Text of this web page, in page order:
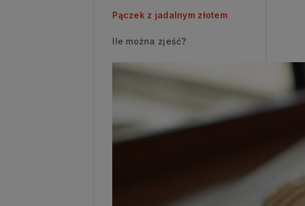
Pączek z jadalnym złotem
Ile można zjeść?